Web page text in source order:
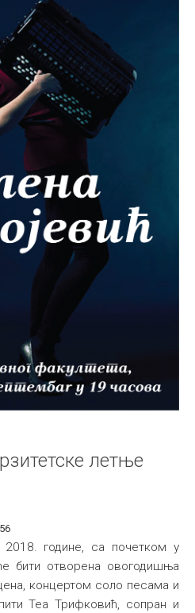
летње
2018. године, са почетком у
бити отворена овогодишња
концертом соло песама и
Теа Трифковић, сопран и